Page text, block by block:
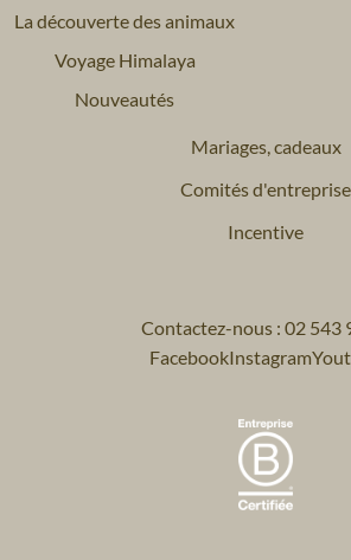
La découverte des animaux
Voyage Himalaya
Nouveautés
Mariages, cadeaux
Comités d'entreprise
Incentive
Contactez-nous : 02 543
FacebookInstagram